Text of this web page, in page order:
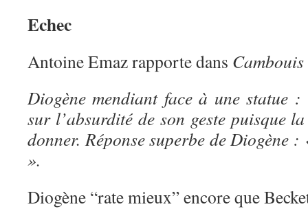
Echec
Antoine Emaz rapporte dans Cambouis
Diogène mendiant face à une statue
sur l’absurdité de son geste puisque
donner. Réponse superbe de Diogène :
».
Diogène “rate mieux” encore que